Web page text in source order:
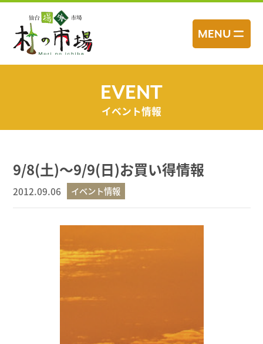
ッ
MENU
EVENT
イベント情報
9/8(土)～9/9(日)お買い得情報
2012.09.06 イベント情報